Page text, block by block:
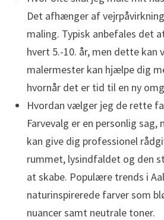
Det afhænger af
maling. Typisk anbefales det
hvert 5.-10. år, men dette kan
malermester kan hjælpe dig
hvornår det er tid til en ny
Hvordan vælger jeg de rette
Farvevalg er en personlig
kan give dig professionel
rummet, lysindfaldet og den
at skabe. Populære trends i
naturinspirerede farver som
nuancer samt neutrale toner.